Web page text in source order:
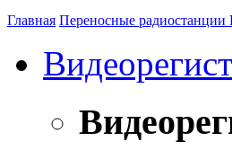
Главная Переносные радиостанции